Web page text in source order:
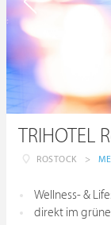
ROSTOCK >
Wellness- &
direkt im